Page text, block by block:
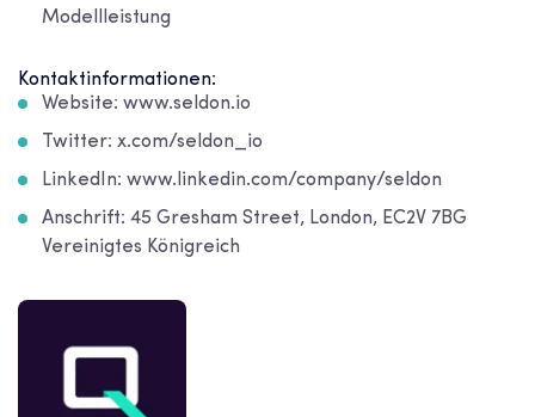
Modellleistung
Kontaktinformationen:
Website: www.seldon.io
Twitter: x.com/seldon_io
LinkedIn: www.linkedin.com/company/seldon
Anschrift: 45 Gresham Street, London, EC2V 7BG
Vereinigtes Königreich